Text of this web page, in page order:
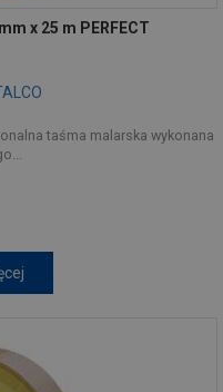
x 25 m PERFECT
taśma malarska wykonana